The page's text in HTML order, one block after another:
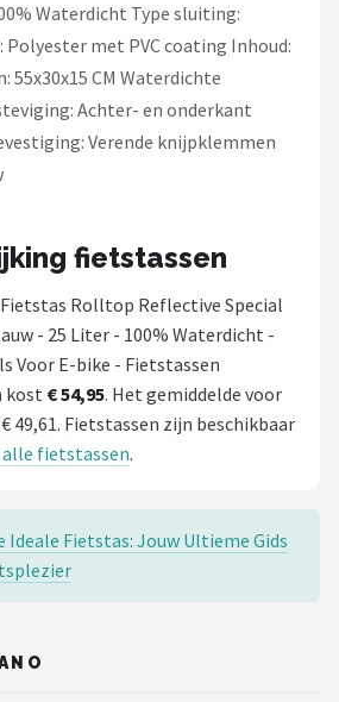
Waterdicht Type sluiting:
met PVC coating Inhoud:
55x30x15 CM Waterdichte
Achter- en onderkant
Verende knijpklemmen
fietstassen
Rolltop Reflective Special
- 25 Liter - 100% Waterdicht -
Voor E-bike - Fietstassen
kost € 54,95. Het gemiddelde voor
49,61. Fietstassen zijn beschikbaar
alle fietstassen.
Ideale Fietstas: Jouw Ultieme Gids